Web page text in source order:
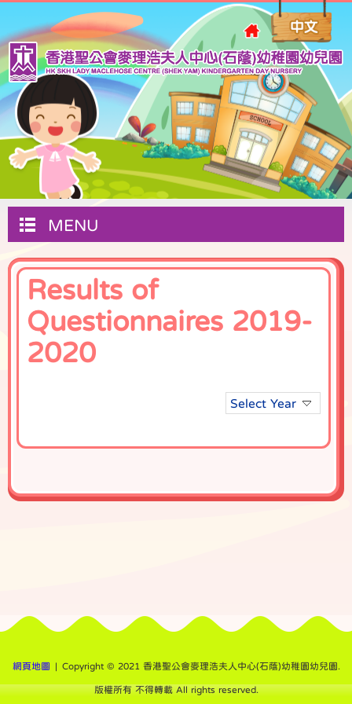
MENU
Results of
Questionnaires 2019-
2020
Select Year
網頁地圖 | Copyright © 2021 香港聖公會麥理浩夫人中心(石蔭)幼稚園幼兒園.
版權所有 不得轉載 All rights reserved.